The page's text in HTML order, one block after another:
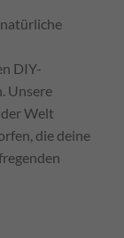
DIY-
Unsere
Welt
die deine